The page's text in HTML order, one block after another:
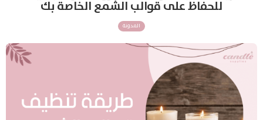
للحفاظ على قوالب الشمع الخاصة بك
المدونة